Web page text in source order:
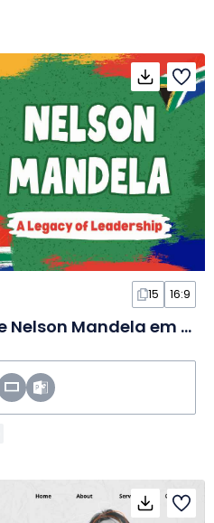
15 16:9
Biografia Colorida de Nelson Mandela em Slides